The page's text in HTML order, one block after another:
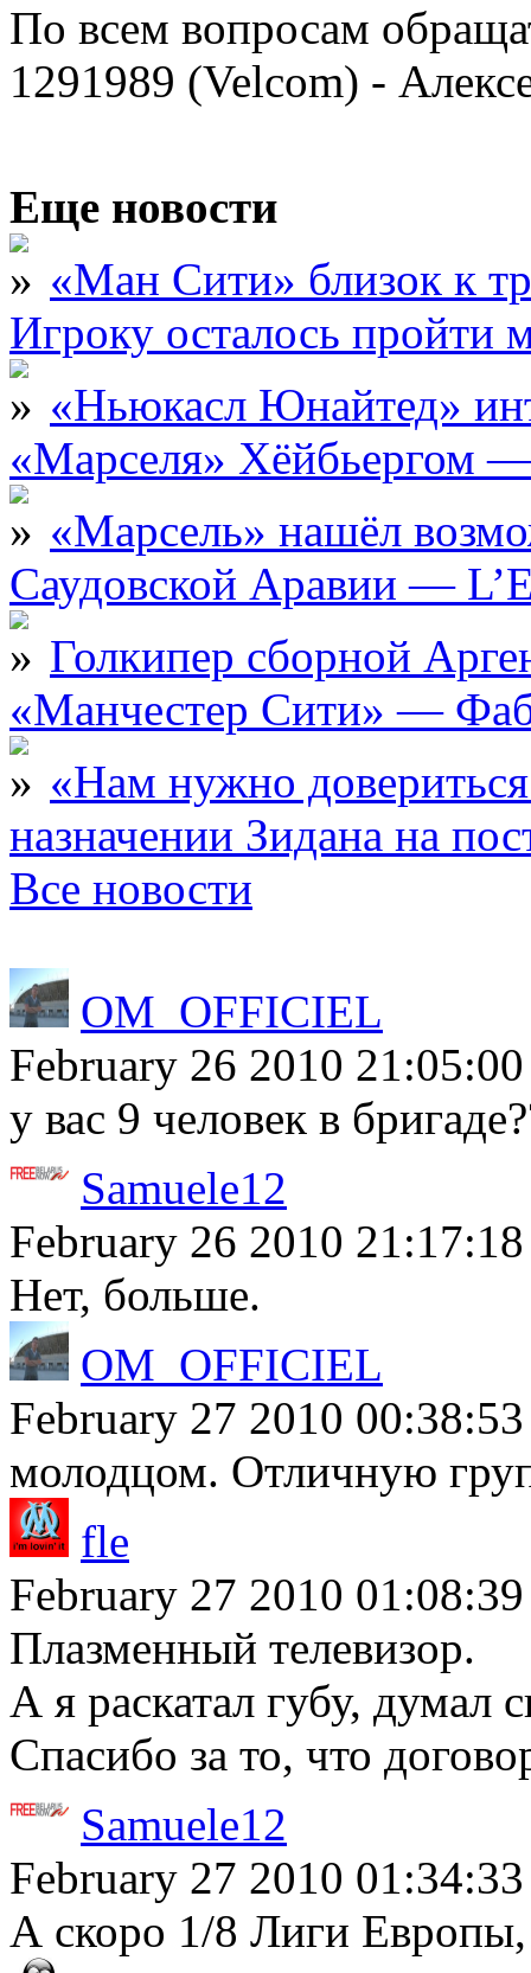
По всем вопросам
1291989 (Velcom) -
Еще новости
«Ман Сити» близок к
Игроку осталось
«Ньюкасл Юнайтед»
«Марселя» Хёйбьергом
«Марсель» нашёл
Саудовской Аравии —
Голкипер сборной
«Манчестер Сити» —
«Нам нужно
назначении Зидана на
Все новости
OM_OFFICIEL
February 26 2010 21:05:00
у вас 9 человек в
Samuele12
February 26 2010 21:17:18
Нет, больше.
OM_OFFICIEL
February 27 2010 00:38:53
молодцом. Отличную
fle
February 27 2010 01:08:39
Плазменный телевизор.
А я раскатал губу, думал
Спасибо за то, что
Samuele12
February 27 2010 01:34:33
А скоро 1/8 Лиги